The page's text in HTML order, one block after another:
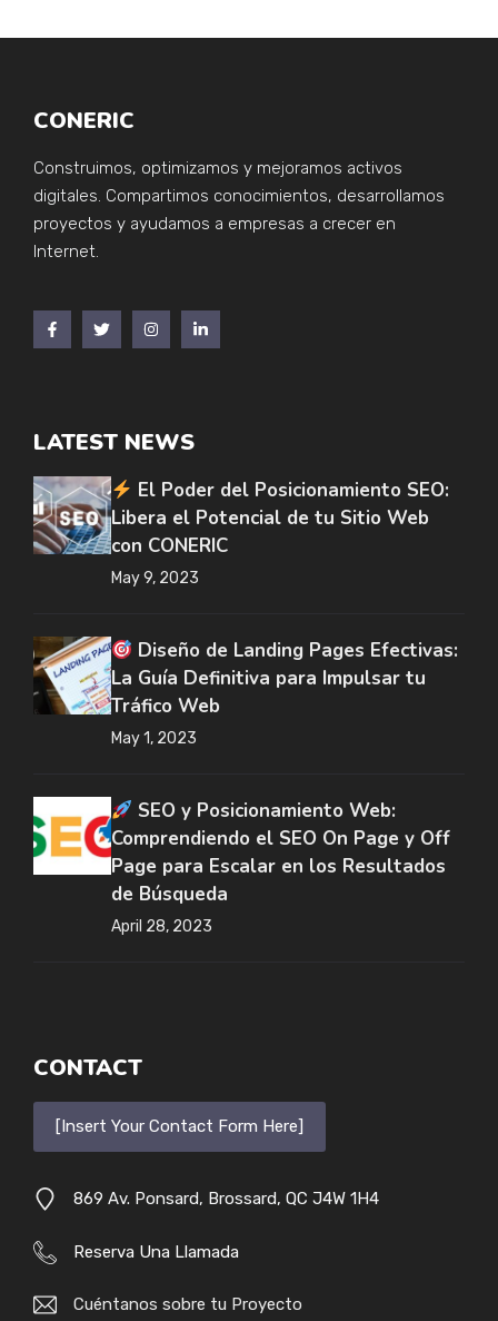
CONERIC
Construimos, optimizamos y mejoramos activos
digitales. Compartimos conocimientos, desarrollamos
proyectos y ayudamos a empresas a crecer en
Internet.
LATEST NEWS
El Poder del Posicionamiento SEO:
Libera el Potencial de tu Sitio Web
con CONERIC
May 9, 2023
Diseño de Landing Pages Efectivas:
La Guía Definitiva para Impulsar tu
Tráfico Web
May 1, 2023
SEO y Posicionamiento Web:
Comprendiendo el SEO On Page y Off
Page para Escalar en los Resultados
de Búsqueda
April 28, 2023
CONTACT
[Insert Your Contact Form Here]
869 Av. Ponsard, Brossard, QC J4W 1H4
Reserva Una Llamada
Cuéntanos sobre tu Proyecto